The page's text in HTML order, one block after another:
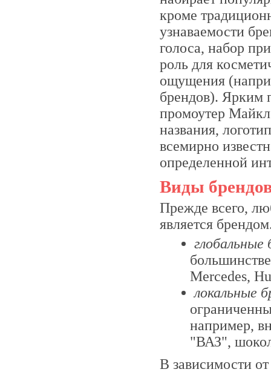
кроме
узнаваемости
голоса, набор
роль для
ощущения
брендов). Ярким
промоутер
названия,
всемирно
определенной
Виды
Прежде всего,
является
глобальные
Mercedes,
локальные
например,
"ВАЗ",
В зависимости